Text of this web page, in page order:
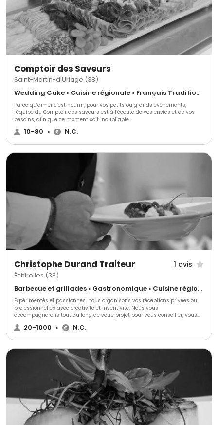
Comptoir des Saveurs
Saint-Martin-d'Uriage (38)
Wedding Cake • Cuisine régionale • Français Traditionnel
Parce qu’aimer c’est nourrir, pour vos petits ou grands événements,
l'équipe du Comptoir des saveurs est à l’écoute de vos envies et de vos
besoins, afin que ce moment soit inoubliable.
10-80 • N.C.
Christophe Durand Traiteur 1 avis
Échirolles (38)
Barbecue et grillades • Gastronomique • Cuisine régionale
Expérimentés et passionnés, nous organisons vos réceptions privées ou
professionnelles avec créativité et inventivité. Nous vous
accompagnerons tout au long de votre projet pour vous conseiller, vous
aider, vous soulager en répondant exactement à toutes vos demandes et
nous nous adapterons à toutes vos exigences.
20-1000 • N.C.